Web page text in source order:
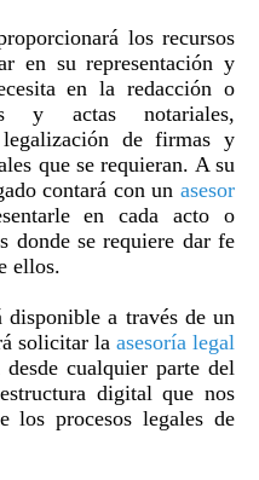
los recursos
en su representación y
en la redacción o
y actas notariales,
de firmas y
que se requieran. A su
contará con un asesor
en cada acto o
donde se requiere dar fe
ellos.
disponible a través de un
solicitar la asesoría legal
cualquier parte del
digital que nos
los procesos legales de